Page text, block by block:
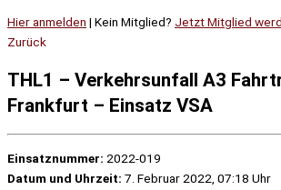
Hier anmelden | Kein Mitglied? Jetzt Mitglied
Zurück
THL1 – Verkehrsunfall A3
Frankfurt – Einsatz VSA
Einsatznummer: 2022-019
Datum und Uhrzeit: 7. Februar 2022, 07:18 Uhr